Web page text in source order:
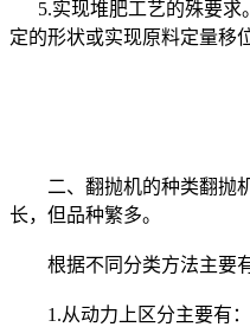
5.实现堆肥工艺的殊要求
定的形状或实现原料定量移
二、翻抛机的种类翻抛机
长，但品种繁多。
根据不同分类方法主要有
1.从动力上区分主要有：